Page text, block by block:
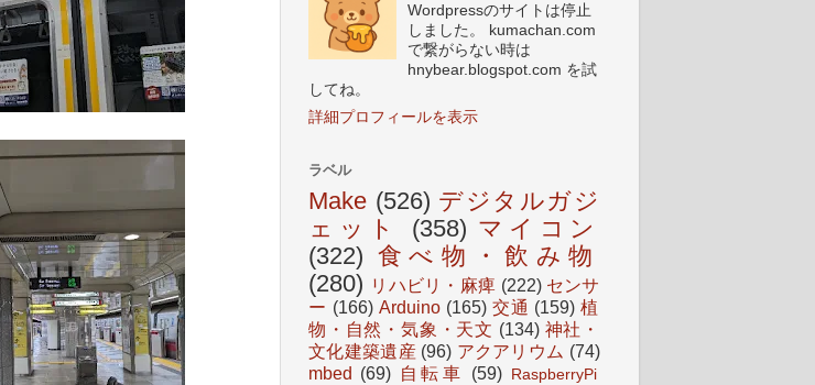
Wordpressのサイトは停止
しました。 kumachan.com
で繋がらない時は
hnybear.blogspot.com を試
してね。
詳細プロフィールを表示
ラベル
Make (526) デジタルガジ
ェット
(358) マイコン
(322) 食べ物・飲み物
(280) リハビリ・麻痺 (222) センサ
ー (166) Arduino (165) 交通 (159) 植
物・自然・気象・天文 (134) 神社・
文化建築遺産 (96) アクアリウム (74)
mbed (69) 自転車 (59)
RaspberryPi